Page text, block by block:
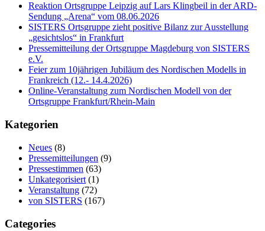
Reaktion Ortsgruppe Leipzig auf Lars Klingbeil in der ARD-
Sendung „Arena“ vom 08.06.2026
SISTERS Ortsgruppe zieht positive Bilanz zur Ausstellung
„gesichtslos“ in Frankfurt
Pressemitteilung der Ortsgruppe Magdeburg von SISTERS
e.V.
Feier zum 10jährigen Jubiläum des Nordischen Modells in
Frankreich (12.- 14.4.2026)
Online-Veranstaltung zum Nordischen Modell von der
Ortsgruppe Frankfurt/Rhein-Main
Kategorien
Neues (8)
Pressemitteilungen (9)
Pressestimmen (63)
Unkategorisiert (1)
Veranstaltung (72)
von SISTERS (167)
Categories